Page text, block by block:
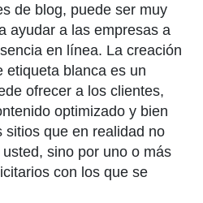
de blog, puede ser muy
ayudar a las empresas a
en línea. La creación
etiqueta blanca es un
ofrecer a los clientes,
optimizado y bien
sitios que en realidad no
sino por uno o más
con los que se